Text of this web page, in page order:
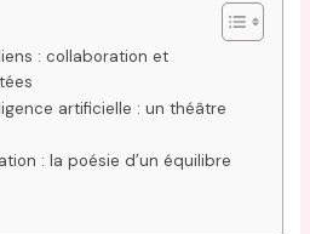
: collaboration et
artificielle : un théâtre
: la poésie d’un équilibre